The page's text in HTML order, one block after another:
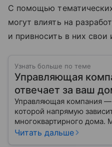
С помощью
могут влиять на
и привносить в них свои
Узнать больше по теме
Управляющая
отвечает за ваш
Управляющая компания —
которой напрямую
многоквартирного дома.
до конца понимают, какие
Читать дальше